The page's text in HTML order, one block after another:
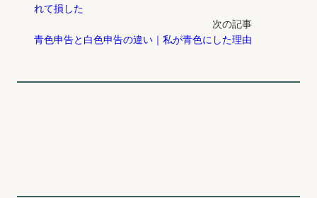
れて損した
次の記事
青色申告と白色申告の違い｜私が青色にした理由